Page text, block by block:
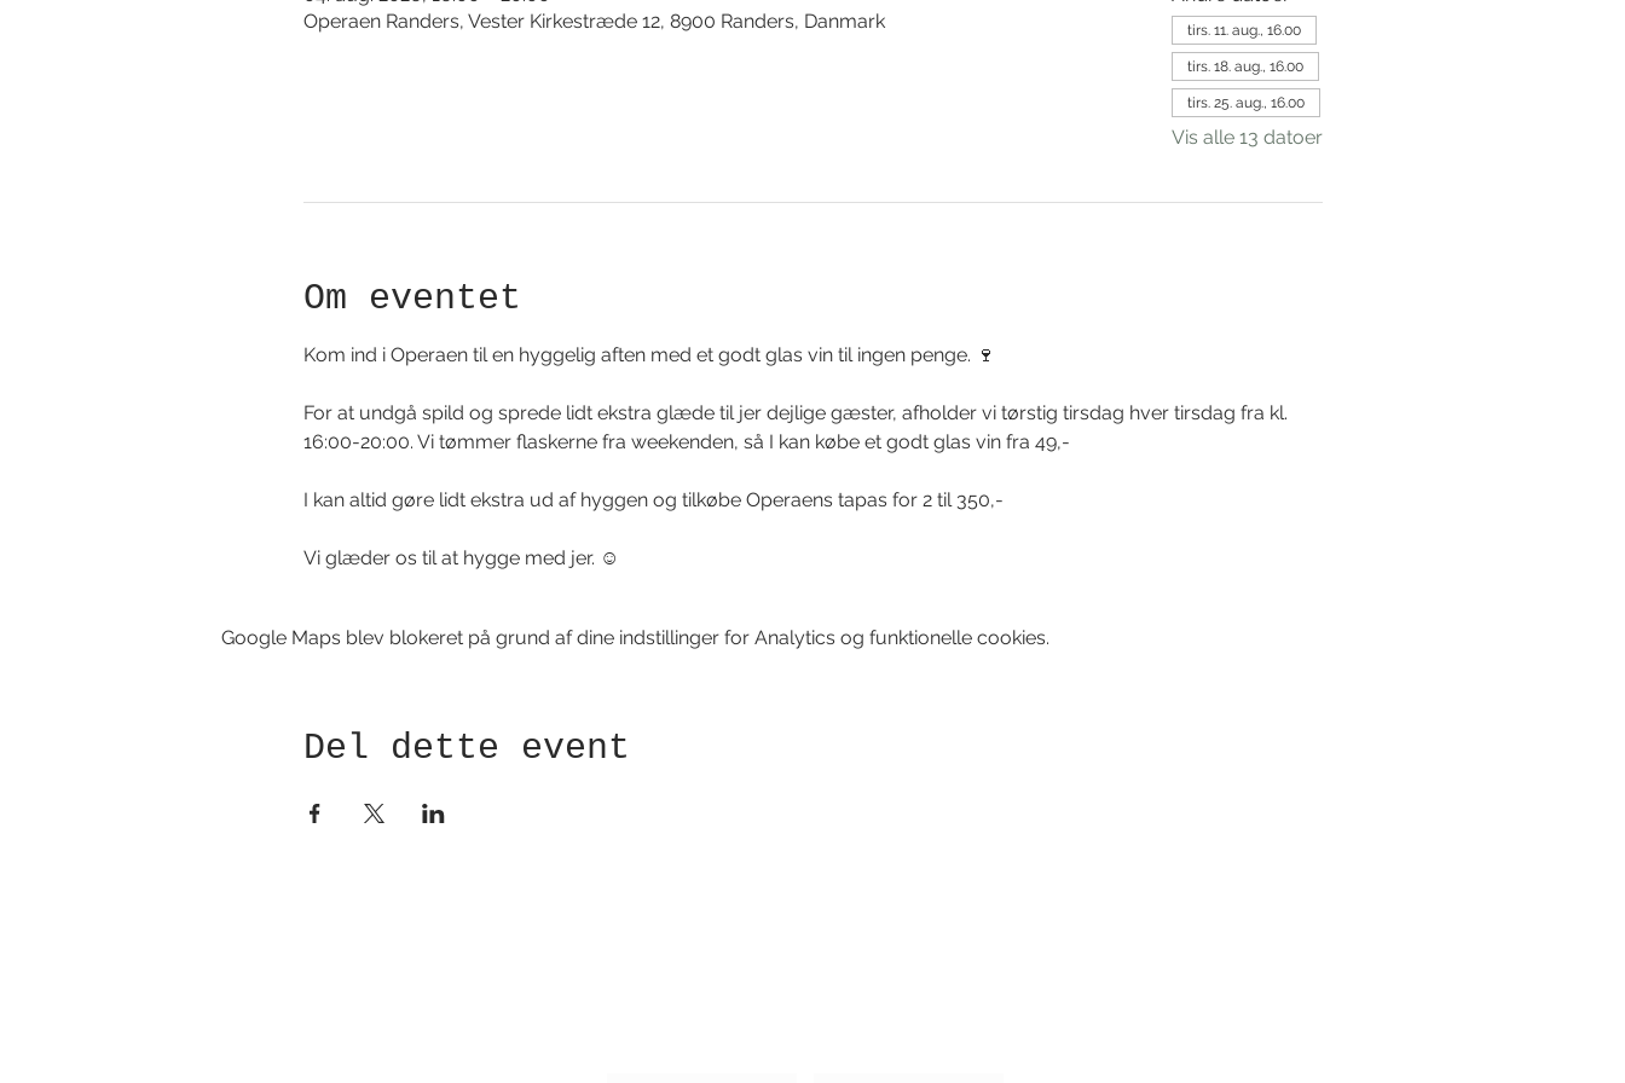
Operaen Randers, Vester Kirkestræde 12, 8900 Randers, Danmark
tirs. 11. aug., 16.00
tirs. 18. aug., 16.00
tirs. 25. aug., 16.00
Vis alle 13 datoer
Om eventet
Kom ind i Operaen til en hyggelig aften med et godt glas vin til ingen penge. 🍷
For at undgå spild og sprede lidt ekstra glæde til jer dejlige gæster, afholder vi tørstig tirsdag hver tirsdag fra kl.
16:00-20:00. Vi tømmer flaskerne fra weekenden, så I kan købe et godt glas vin fra 49,-
I kan altid gøre lidt ekstra ud af hyggen og tilkøbe Operaens tapas for 2 til 350,-
Vi glæder os til at hygge med jer. ☺️
Google Maps blev blokeret på grund af dine indstillinger for Analytics og funktionelle cookies.
Del dette event